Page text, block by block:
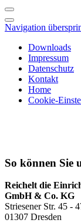
Navigation
Downloads
Impressum
Datenschutz
Kontakt
Home
Cookie-
So können Sie
Reichelt die
GmbH & Co. KG
Striesener Str. 45 -
01307 Dresden